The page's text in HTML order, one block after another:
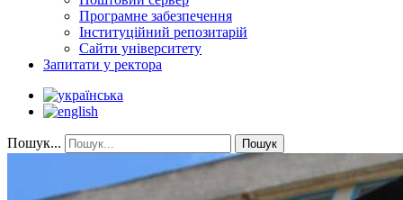
Програмне забезпечення
Інституційний репозитарій
Сайти університету
Запитати у ректора
Пошук... Пошук